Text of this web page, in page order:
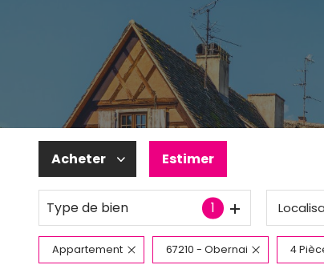
Acheter
De l'ancien
Estimer
Type de bien 1
Appartement 67210 - Obernai 4